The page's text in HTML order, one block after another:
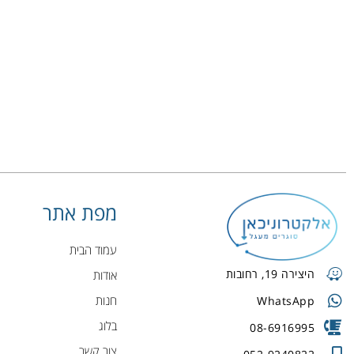
היצירה 19, רחובות
WhatsApp
08-6916995
מפת אתר
עמוד הבית
אודות
חנות
בלוג